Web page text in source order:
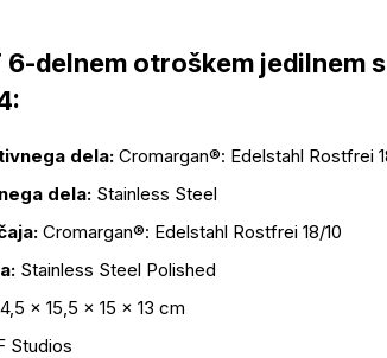
6-delnem otroškem jedilnem
dela: Cromargan®: Edelstahl Rostfrei
dela: Stainless Steel
Cromargan®: Edelstahl Rostfrei 18/10
Stainless Steel Polished
× 15,5 × 15 × 13 cm
Studios